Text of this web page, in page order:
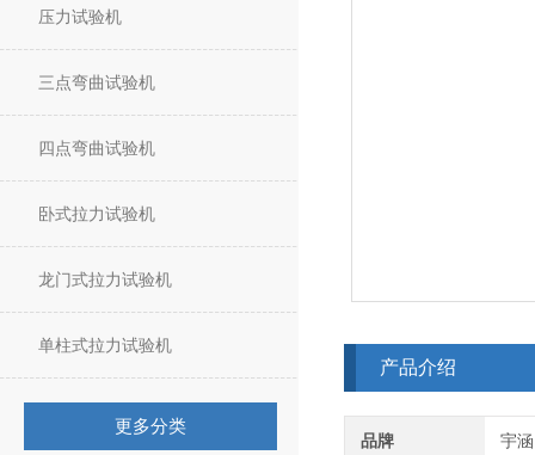
压力试验机
三点弯曲试验机
四点弯曲试验机
卧式拉力试验机
龙门式拉力试验机
单柱式拉力试验机
更多分类
产品介绍
品牌 宇涵